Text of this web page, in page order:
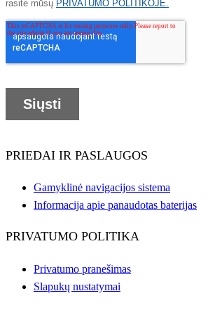
PRIEDAI IR PASLAUGOS
Gamyklinė navigacijos sistema
Informacija apie panaudotas baterijas
PRIVATUMO POLITIKA
Privatumo pranešimas
Slapukų nustatymai